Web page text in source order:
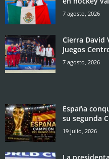
7 agosto, 2026
Cierra David
Juegos
7 agosto, 2026
España
su segunda
19 julio, 2026